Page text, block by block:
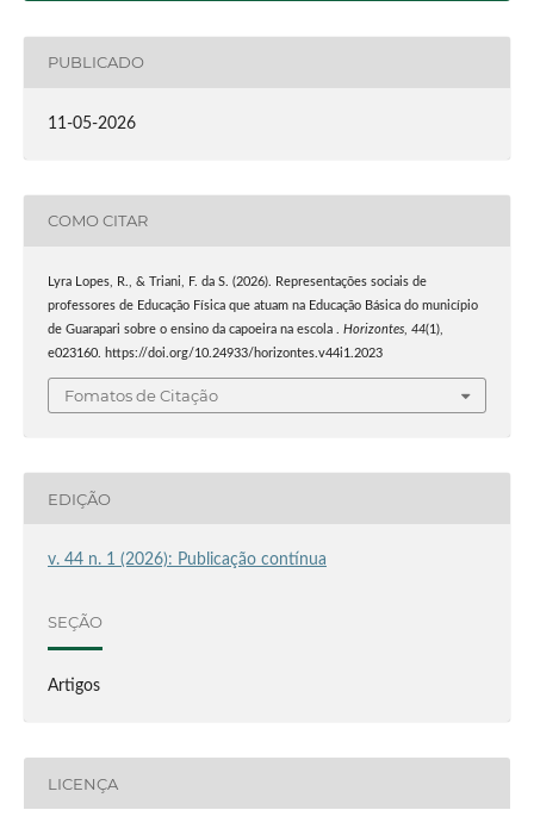
PUBLICADO
11-05-2026
COMO CITAR
Lyra Lopes, R., & Triani, F. da S. (2026). Representações sociais de
professores de Educação Física que atuam na Educação Básica do município
de Guarapari sobre o ensino da capoeira na escola . Horizontes, 44(1),
e023160. https://doi.org/10.24933/horizontes.v44i1.2023
Fomatos de Citação
EDIÇÃO
v. 44 n. 1 (2026): Publicação contínua
SEÇÃO
Artigos
LICENÇA